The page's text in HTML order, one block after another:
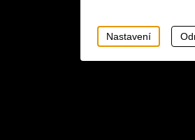
Nastavení